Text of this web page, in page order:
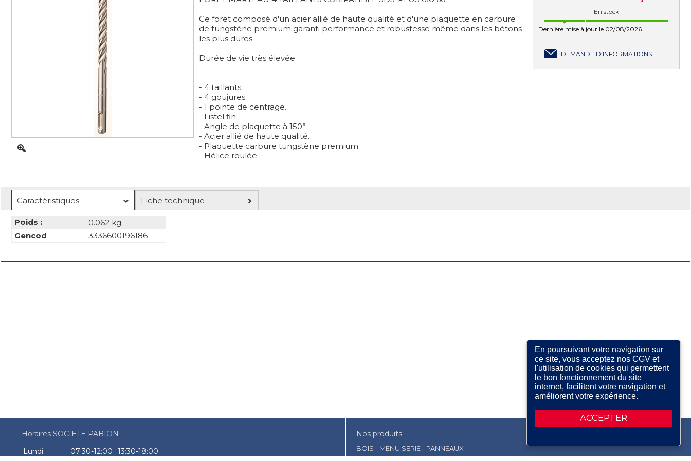
ACCEPTER
En poursuivant votre navigation sur
ce site, vous acceptez nos CGV et
l'utilisation de cookies qui permettent
le bon fonctionnement du site
internet, facilitent votre navigation et
améliorent votre expérience.
Ce foret composé d'un acier allié de haute qualité et d'une plaquette en carbure
de tungstène premium garanti performance et robustesse même dans les bétons
les plus dures.
Durée de vie très élevée
- 4 taillants.
- 4 goujures.
- 1 pointe de centrage.
- Listel fin.
- Angle de plaquette à 150°.
- Acier allié de haute qualité.
- Plaquette carbure tungstène premium.
- Hélice roulée.
En stock
Dernière mise à jour le 02/08/2026
DEMANDE D’INFORMATIONS
Caractéristiques Fiche technique
Poids :
0.062 kg
Gencod
3336600196186
Horaires SOCIETE PABION
Lundi
07:30-12:00
13:30-18:00
Nos produits
BOIS - MENUISERIE - PANNEAUX
AMENAGEMENT EXTERIEUR- JARDIN